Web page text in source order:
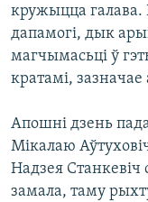
кружыцца
дапамогі, дык
магчымасьці ў
кратамі, зазначае
Апошні дзень
Мікалаю
Надзея Станкевіч
замала, таму